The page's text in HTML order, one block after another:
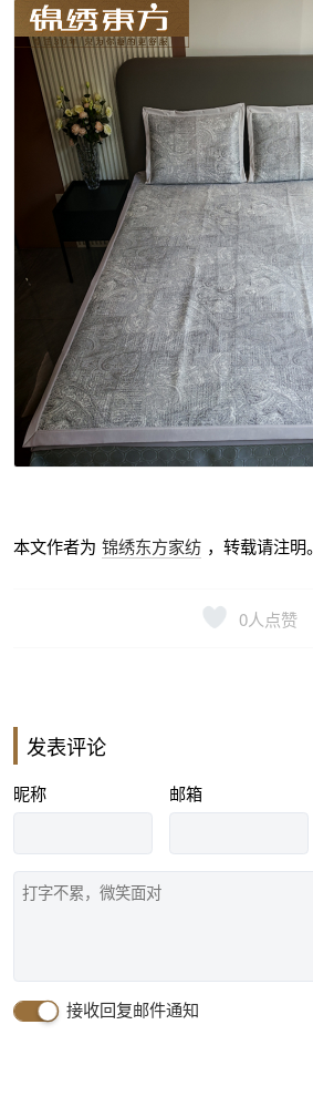
本文作者为 锦绣东方家纺 ，转载请注明。
0人点赞
发表评论
昵称 邮箱
接收回复邮件通知